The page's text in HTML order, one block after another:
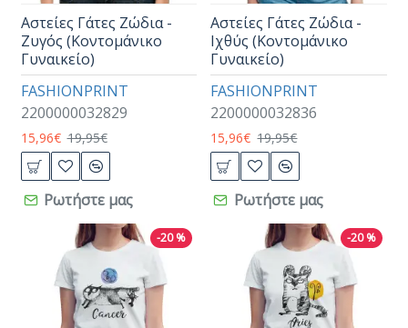
FASHIONPRINT
2200000032829
Αστείες Γάτες Ζώδια -
Ζυγός (Κοντομάνικο
Γυναικείο)
15,96€ 19,95€
Ρωτήστε μας
FASHIONPRINT
2200000032836
Αστείες Γάτες Ζώδια -
Ιχθύς (Κοντομάνικο
Γυναικείο)
15,96€ 19,95€
Ρωτήστε μας
-20 % -20 %